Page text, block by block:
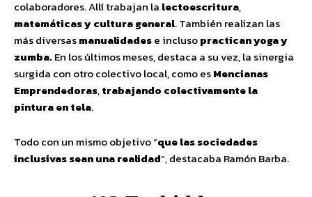
colaboradores. Allí trabajan la lectoescritura,
matemáticas ycultura general. También realizan las
más diversasmanualidadese inclusopractican yoga y
zumba.En los últimos meses, destaca a su vez, la sinergia
surgida con otro colectivo local, como esMencianas
Emprendedoras,trabajando colectivamente la
pintura en tela.
Todo con un mismo objetivo “que las sociedades
inclusivas sean una realidad“, destacaba Ramón Barba.